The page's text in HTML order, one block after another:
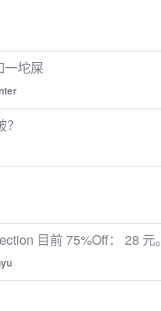
一坨屎
目前 75%Off： 28 元。